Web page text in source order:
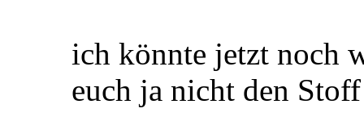
ich könnte jetzt noch
euch ja nicht den